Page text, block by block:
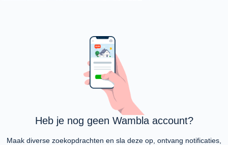
Heb je nog geen Wambla account?
Maak diverse zoekopdrachten en sla deze op, ontvang notificaties,